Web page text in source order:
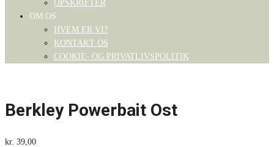
OPSKRIFTER
OM OS
HVEM ER VI?
KONTAKT OS
COOKIE- OG PRIVATLIVSPOLITIK
Berkley Powerbait Ost
kr. 39,00